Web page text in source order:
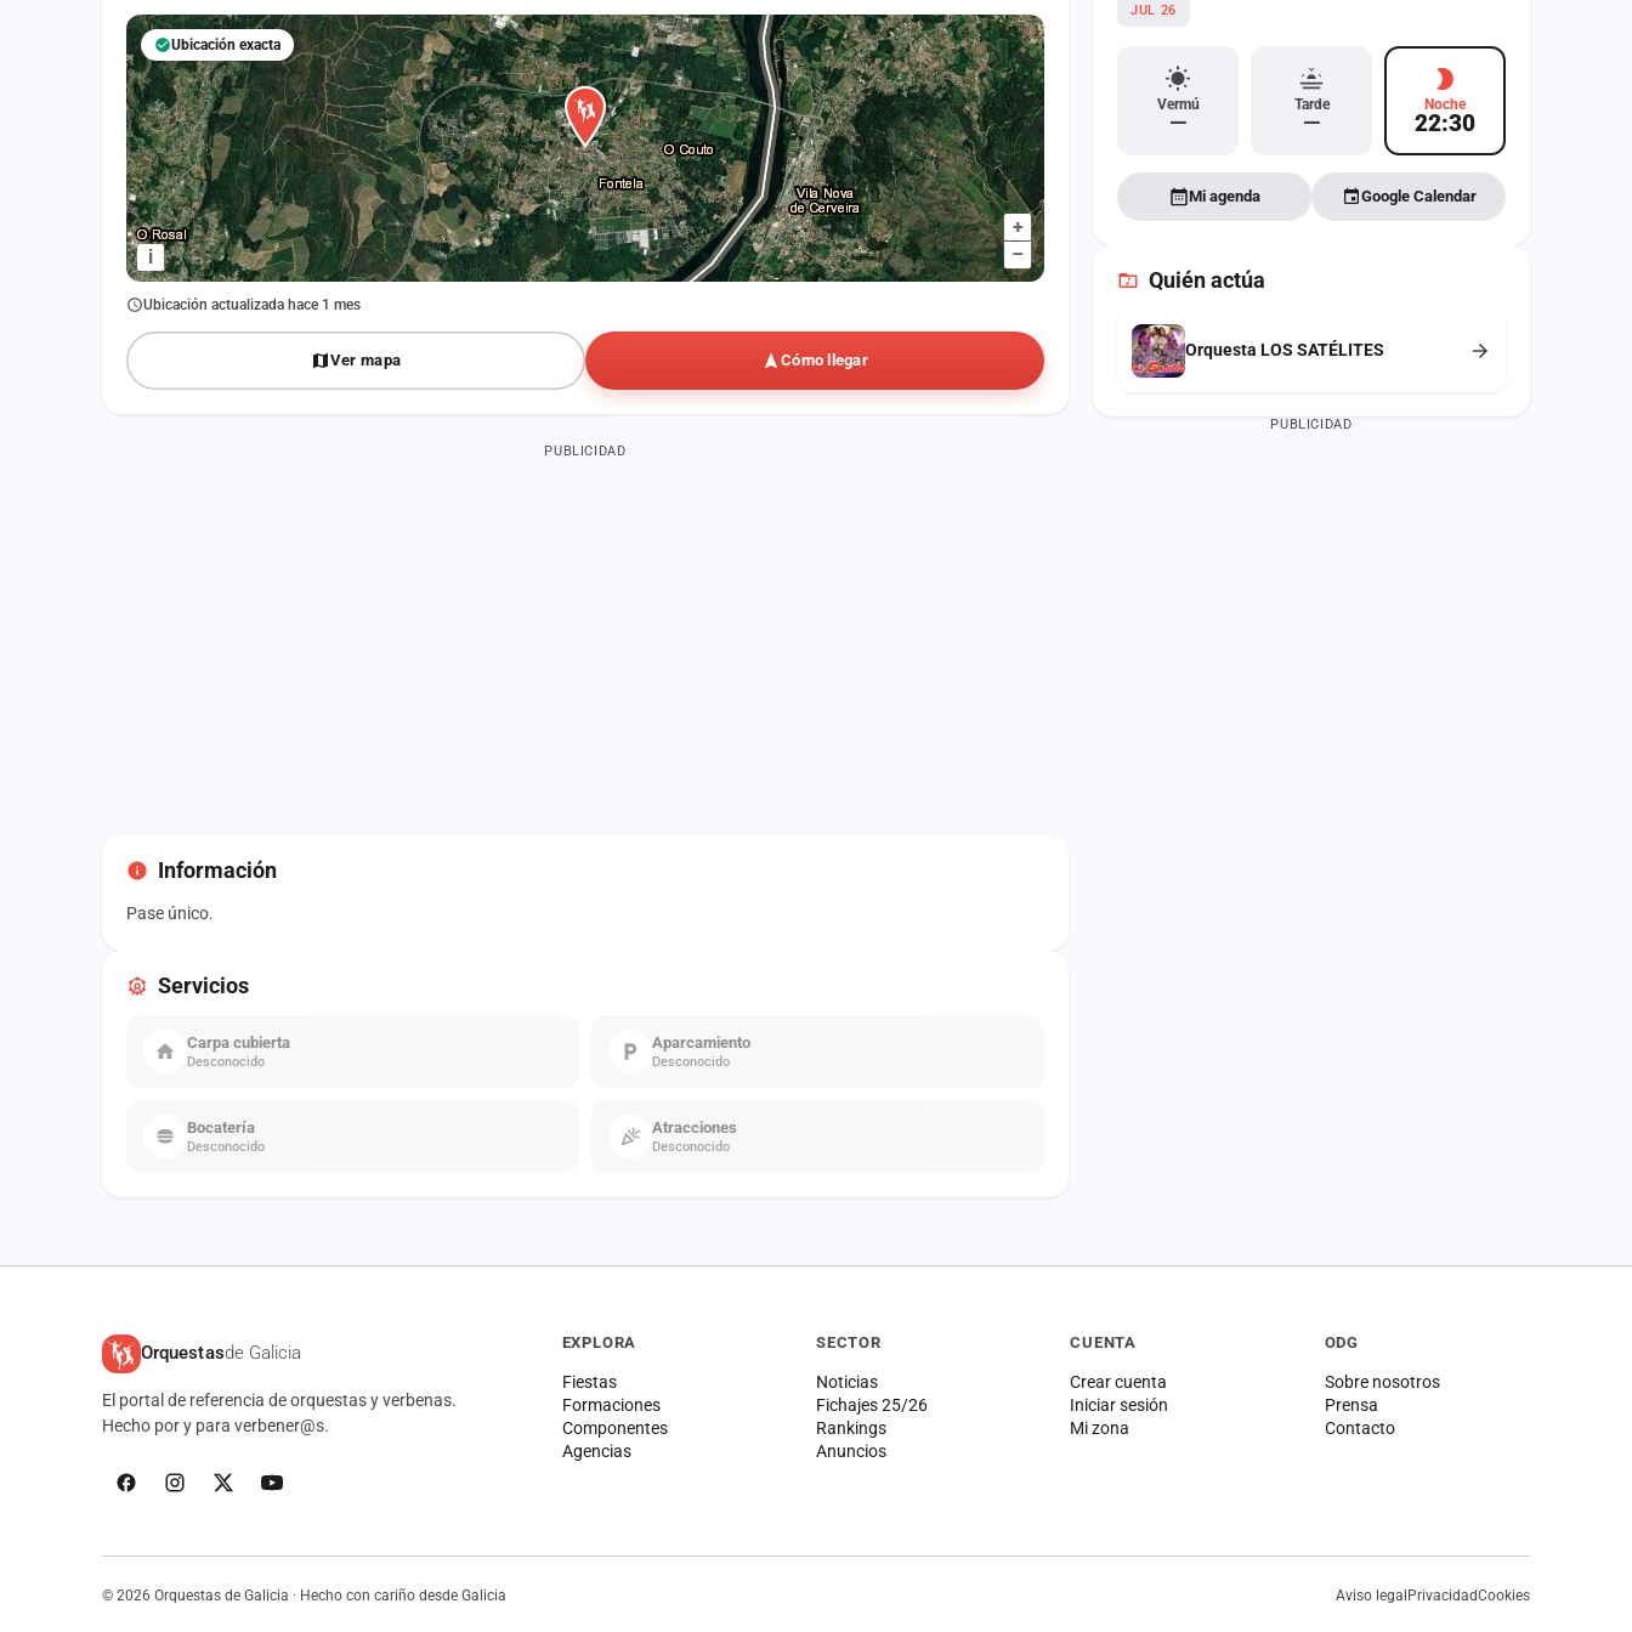
+
–
i
Ubicación exacta
Ubicación actualizada hace 1 mes
Ver mapa Cómo llegar
PUBLICIDAD
Información
Pase único.
Servicios
Carpa cubierta
Desconocido
Aparcamiento
Desconocido
Bocatería
Desconocido
Atracciones
Desconocido
JUL 26
Vermú
—
Tarde
—
Noche
22:30
Mi agenda Google Calendar
Quién actúa
Orquesta LOS SATÉLITES
PUBLICIDAD
Orquestasde Galicia
El portal de referencia de orquestas y verbenas.
Hecho por y para verbener@s.
EXPLORA
Fiestas
Formaciones
Componentes
Agencias
SECTOR
Noticias
Fichajes 25/26
Rankings
Anuncios
CUENTA
Crear cuenta
Iniciar sesión
Mi zona
ODG
Sobre nosotros
Prensa
Contacto
© 2026 Orquestas de Galicia · Hecho con cariño desde Galicia Aviso legalPrivacidadCookies
Iniciar sesión
Crear cuenta
Administración